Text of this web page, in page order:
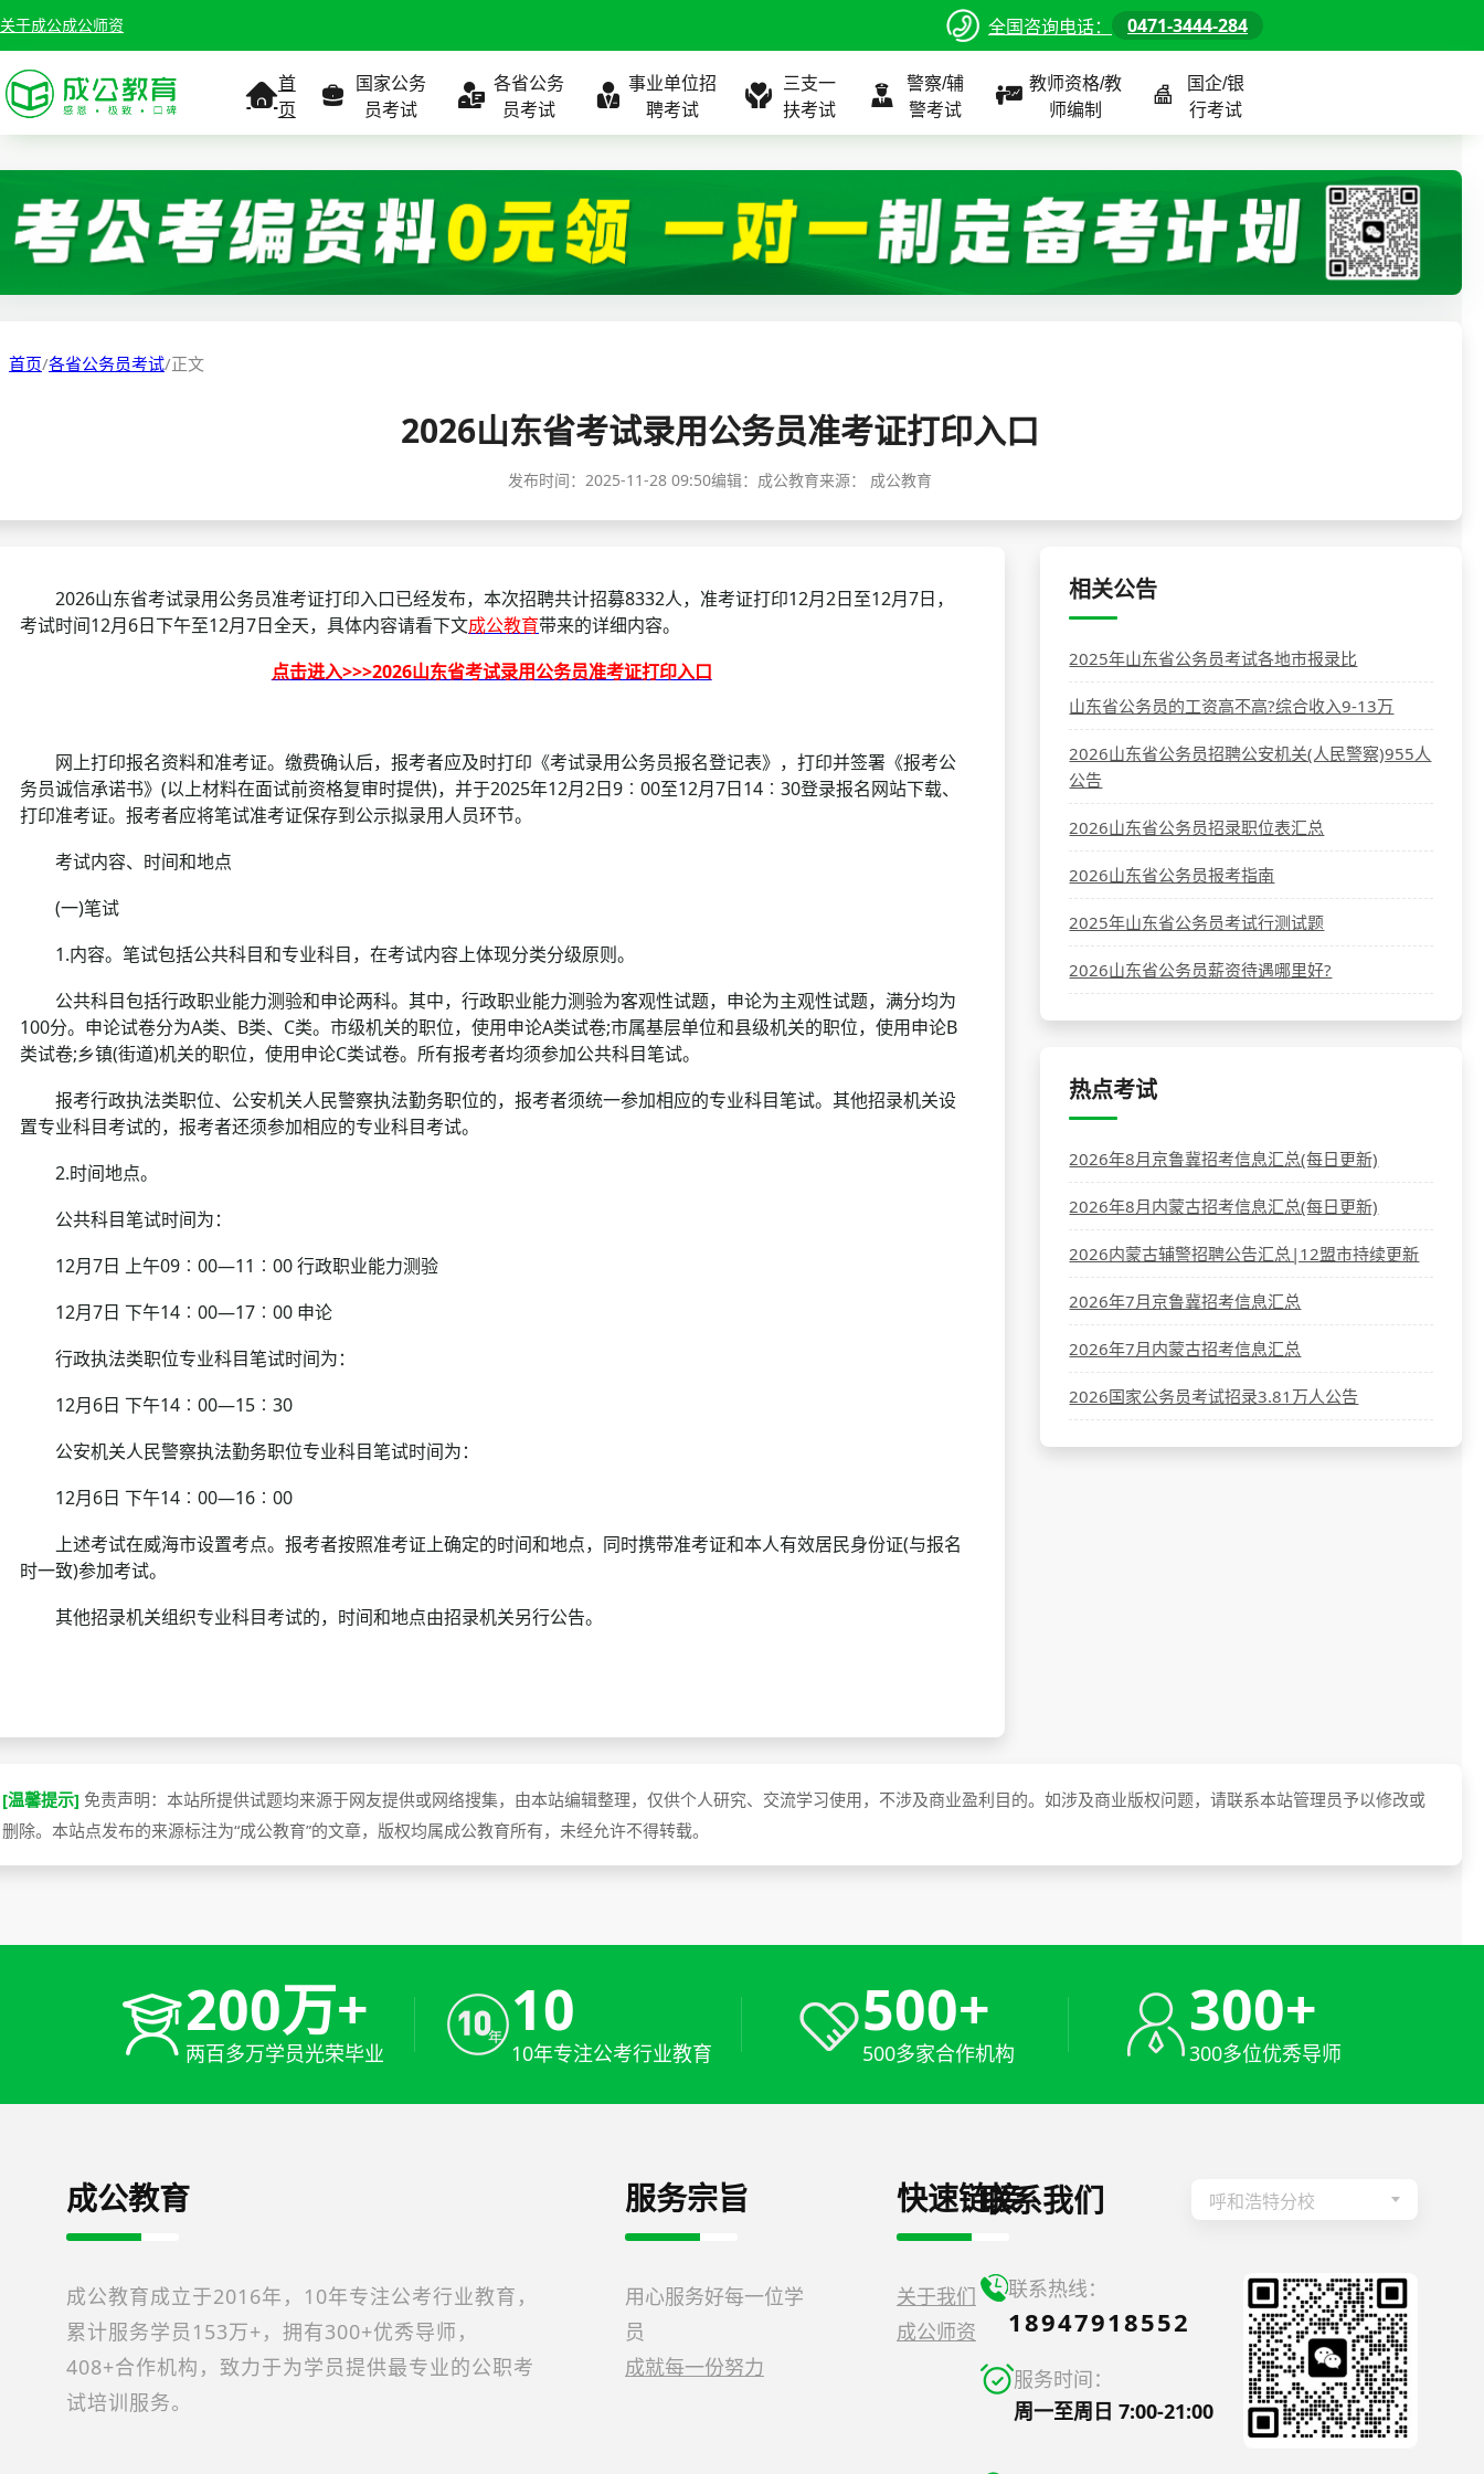
关于成公成公师资 全国咨询电话： 0471-3444-284
首
页
国家公务
员考试
考试公告
职位表
成绩查询
分数线
历年真题
公务员课程
各省公务
员考试
考试公告
职位表
分数线
历年真题
全国
北京
内蒙古
公务员课程
事业单位招
聘考试
考试公告
职位表
准考证打印
考试政策
分数线
历年真题
全国
北京
内蒙古
事业单位课程
三支一
扶考试
考试公告
职位表
成绩查询
分数线
全国
北京
内蒙古
三支一扶课程
警察/辅
警考试
考试公告
职位表
面试补录
历年真题
全国
北京
内蒙古
警察/辅警课程
教师资格/教
师编制
考试公告
职位表
面试补录
历年真题
全国
北京
内蒙古
教师/资格课程
国企/银
行考试
考试公告
职位表
面试补录
历年真题
全国
北京
内蒙古
国企/银行课程
首页/各省公务员考试/正文
2026山东省考试录用公务员准考证打印入口
发布时间： 2025-11-28 09:50编辑：成公教育来源： 成公教育
2026山东省考试录用公务员准考证打印入口已经发布，本次招聘共计招募8332人，准考证打印12月2日至12月7日，
考试时间12月6日下午至12月7日全天，具体内容请看下文成公教育带来的详细内容。
点击进入>>>2026山东省考试录用公务员准考证打印入口
网上打印报名资料和准考证。缴费确认后，报考者应及时打印《考试录用公务员报名登记表》，打印并签署《报考公
务员诚信承诺书》(以上材料在面试前资格复审时提供)，并于2025年12月2日9︰00至12月7日14︰30登录报名网站下载、
打印准考证。报考者应将笔试准考证保存到公示拟录用人员环节。
考试内容、时间和地点
(一)笔试
1.内容。笔试包括公共科目和专业科目，在考试内容上体现分类分级原则。
公共科目包括行政职业能力测验和申论两科。其中，行政职业能力测验为客观性试题，申论为主观性试题，满分均为
100分。申论试卷分为A类、B类、C类。市级机关的职位，使用申论A类试卷;市属基层单位和县级机关的职位，使用申论B
类试卷;乡镇(街道)机关的职位，使用申论C类试卷。所有报考者均须参加公共科目笔试。
报考行政执法类职位、公安机关人民警察执法勤务职位的，报考者须统一参加相应的专业科目笔试。其他招录机关设
置专业科目考试的，报考者还须参加相应的专业科目考试。
2.时间地点。
公共科目笔试时间为：
12月7日 上午09︰00—11︰00 行政职业能力测验
12月7日 下午14︰00—17︰00 申论
行政执法类职位专业科目笔试时间为：
12月6日 下午14︰00—15︰30
公安机关人民警察执法勤务职位专业科目笔试时间为：
12月6日 下午14︰00—16︰00
上述考试在威海市设置考点。报考者按照准考证上确定的时间和地点，同时携带准考证和本人有效居民身份证(与报名
时一致)参加考试。
其他招录机关组织专业科目考试的，时间和地点由招录机关另行公告。
相关公告
2025年山东省公务员考试各地市报录比
山东省公务员的工资高不高?综合收入9-13万
2026山东省公务员招聘公安机关(人民警察)955人
公告
2026山东省公务员招录职位表汇总
2026山东省公务员报考指南
2025年山东省公务员考试行测试题
2026山东省公务员薪资待遇哪里好?
热点考试
2026年8月京鲁冀招考信息汇总(每日更新)
2026年8月内蒙古招考信息汇总(每日更新)
2026内蒙古辅警招聘公告汇总|12盟市持续更新
2026年7月京鲁冀招考信息汇总
2026年7月内蒙古招考信息汇总
2026国家公务员考试招录3.81万人公告
[温馨提示] 免责声明：本站所提供试题均来源于网友提供或网络搜集，由本站编辑整理，仅供个人研究、交流学习使用，不涉及商业盈利目的。如涉及商业版权问题，请联系本站管理员予以修改或
删除。本站点发布的来源标注为“成公教育”的文章，版权均属成公教育所有，未经允许不得转载。
200万+
两百多万学员光荣毕业
10
10年专注公考行业教育
500+
500多家合作机构
300+
300多位优秀导师
成公教育
成公教育成立于2016年，10年专注公考行业教育，
累计服务学员153万+，拥有300+优秀导师，
408+合作机构，致力于为学员提供最专业的公职考
试培训服务。
服务宗旨
用心服务好每一位学
员
成就每一份努力
快速链接
关于我们
成公师资
联系我们 呼和浩特分校
联系热线：
18947918552
服务时间：
周一至周日 7:00-21:00